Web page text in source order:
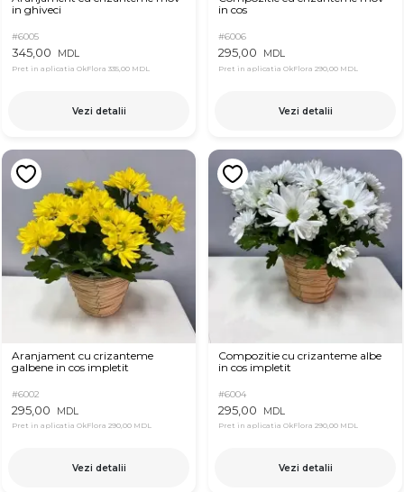
in ghiveci
#6005
345,00 MDL
Pret in aplicatia OkFlora 335,00 MDL
Vezi detalii
in cos
#6006
295,00 MDL
Pret in aplicatia OkFlora 290,00 MDL
Vezi detalii
Aranjament cu crizanteme
galbene in cos impletit
#6002
295,00 MDL
Pret in aplicatia OkFlora 290,00 MDL
Vezi detalii
Compozitie cu crizanteme albe
in cos impletit
#6004
295,00 MDL
Pret in aplicatia OkFlora 290,00 MDL
Vezi detalii